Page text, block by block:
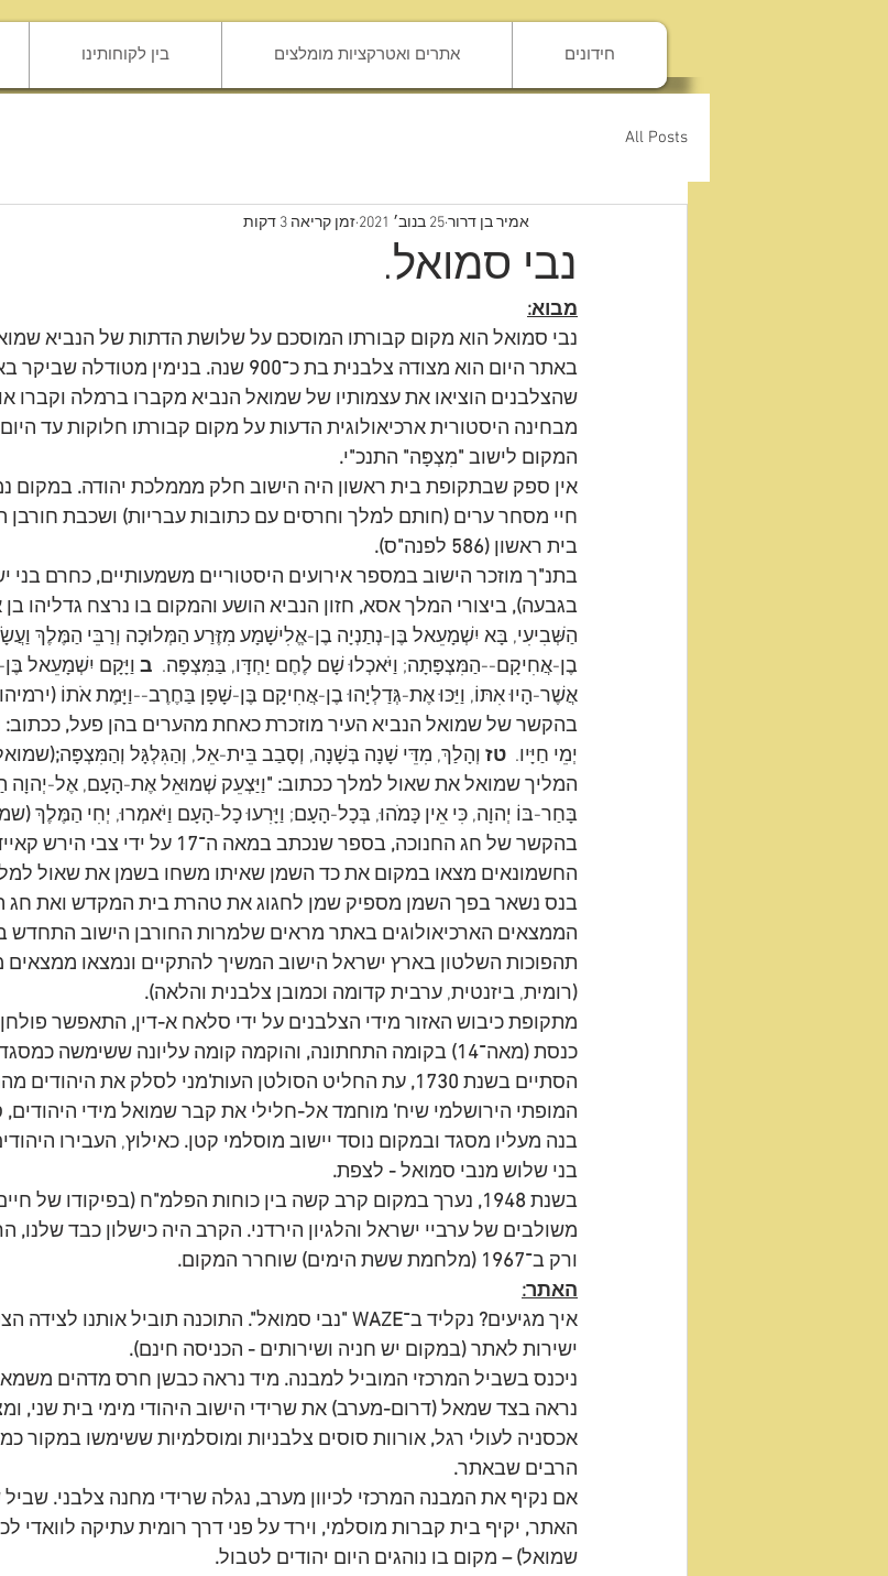
בין לקוחותינו אתרים ואטרקציות מומלצים חידוניםלהתחברות
All Posts
נבי סמואל.
אמיר בן דרור25 בנוב׳ 2021 זמן קריאה 3 דקות
מבוא:
נבי סמואל הוא מקום קבורתו המוסכם על שלושת הדתות של הנביא
באתר היום הוא מצודה צלבנית בת כ־900 שנה. בנימין מטודלה שביקר
שהצלבנים הוציאו את עצמותיו של שמואל הנביא מקברו ברמלה וקברו
מבחינה היסטורית ארכיאולוגית הדעות על מקום קבורתו חלוקות עד היום
המקום לישוב "מִצְפָּה" התנכ"י.
אין ספק שבתקופת בית ראשון היה הישוב חלק מממלכת יהודה. במקום
חיי מסחר ערים (חותם למלך וחרסים עם כתובות עבריות) ושכבת חורבן
בית ראשון (586 לפנה"ס).
בתנ"ך מוזכר הישוב במספר אירועים היסטוריים משמעותיים, כחרם בני
בגבעה), ביצורי המלך אסא, חזון הנביא הושע והמקום בו נרצח גדליהו
הַשְּׁבִיעִי, בָּא יִשְׁמָעֵאל בֶּן-נְתַנְיָה בֶן-אֱלִישָׁמָע מִזֶּרַע הַמְּלוּכָה וְרַבֵּי הַמֶּלֶךְ
בֶן-אֲחִיקָם--הַמִּצְפָּתָה; וַיֹּאכְלוּ שָׁם לֶחֶם יַחְדָּו, בַּמִּצְפָּה. ב וַיָּקָם יִשְׁמָעֵאל
אֲשֶׁר-הָיוּ אִתּוֹ, וַיַּכּוּ אֶת-גְּדַלְיָהוּ בֶן-אֲחִיקָם בֶּן-שָׁפָן בַּחֶרֶב--וַיָּמֶת אֹתוֹ (
בהקשר של שמואל הנביא העיר מוזכרת כאחת מהערים בהן פעל, ככתוב:
יְמֵי חַיָּיו. טז וְהָלַךְ, מִדֵּי שָׁנָה בְּשָׁנָה, וְסָבַב בֵּית-אֵל, וְהַגִּלְגָּל וְהַמִּצְפָּה;(
המליך שמואל את שאול למלך ככתוב: "וַיַּצְעֵק שְׁמוּאֵל אֶת-הָעָם, אֶל-יְהוָה
בָּחַר-בּוֹ יְהוָה, כִּי אֵין כָּמֹהוּ, בְּכָל-הָעָם; וַיָּרִעוּ כָל-הָעָם וַיֹּאמְרוּ, יְחִי הַמֶּלֶךְ (
בהקשר של חג החנוכה, בספר שנכתב במאה ה־17 על ידי צבי הירש
החשמונאים מצאו במקום את כד השמן שאיתו משחו בשמן את שאול
בנס נשאר בפך השמן מספיק שמן לחגוג את טהרת בית המקדש ואת חג
הממצאים הארכיאולוגים באתר מראים שלמרות החורבן הישוב התחדש
תהפוכות השלטון בארץ ישראל הישוב המשיך להתקיים ונמצאו
(רומית, ביזנטית, ערבית קדומה וכמובן צלבנית והלאה).
מתקופת כיבוש האזור מידי הצלבנים על ידי סלאח א-דין, התאפשר פולחן
כנסת (מאה־14) בקומה התחתונה, והוקמה קומה עליונה ששימשה
הסתיים בשנת 1730, עת החליט הסולטן העות'מני לסלק את היהודים
המופתי הירושלמי שיח' מוחמד אל-חלילי את קבר שמואל מידי היהודים,
בנה מעליו מסגד ובמקום נוסד יישוב מוסלמי קטן. כאילוץ, העבירו
בני שלוש מנבי סמואל - לצפת.
בשנת 1948, נערך במקום קרב קשה בין כוחות הפלמ"ח (בפיקודו של
משולבים של ערביי ישראל והלגיון הירדני. הקרב היה כישלון כבד שלנו,
ורק ב־1967
(מלחמת ששת הימים) שוחרר המקום.
האתר:
איך מגיעים? נקליד ב־WAZE " נבי סמואל". התוכנה תוביל אותנו לצידה
ישירות לאתר (במקום יש חניה ושירותים - הכניסה חינם).
ניכנס בשביל המרכזי המוביל למבנה. מיד נראה כבשן חרס מדהים
נראה בצד שמאל (דרום-מערב) את שרידי הישוב היהודי מימי בית שני,
אכסניה לעולי רגל, אורוות סוסים צלבניות ומוסלמיות ששימשו במקור
הרבים שבאתר.
אם נקיף את המבנה המרכזי לכיוון מערב, נגלה שרידי מחנה צלבני. שביל
האתר, יקיף בית קברות מוסלמי, וירד על פני דרך רומית עתיקה לוואדי
שמואל) – מקום בו נוהגים היום יהודים לטבול.